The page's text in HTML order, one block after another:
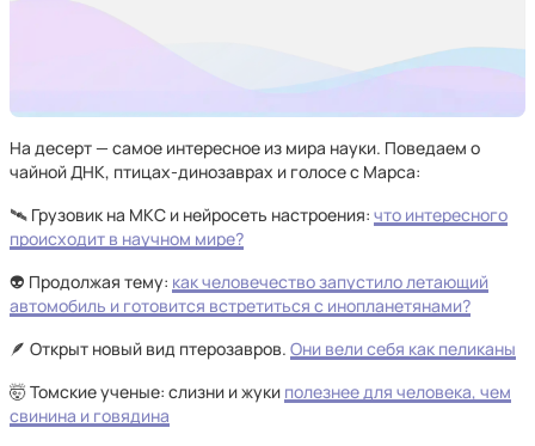
На десерт — самое интересное из мира науки. Поведаем о
чайной ДНК, птицах-динозаврах и голосе с Марса:
🛰️ Грузовик на МКС и нейросеть настроения: что интересного
происходит в научном мире?
👽 Продолжая тему: как человечество запустило летающий
автомобиль и готовится встретиться с инопланетянами?
🪶 Открыт новый вид птерозавров. Они вели себя как пеликаны
🤯 Томские ученые: слизни и жуки полезнее для человека, чем
свинина и говядина